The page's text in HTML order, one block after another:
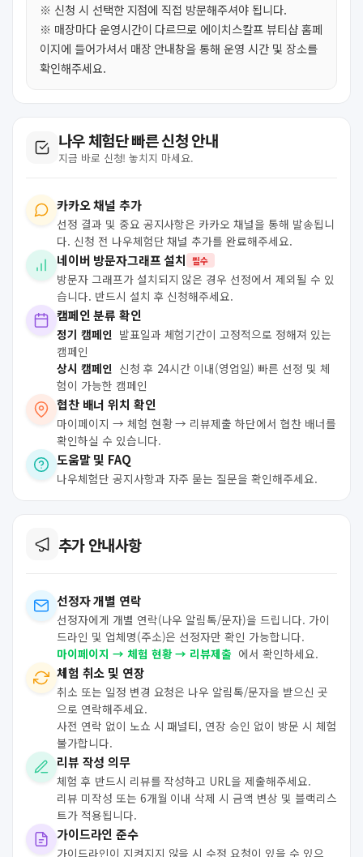
※ 신청 시 선택한 지점에 직접 방문해주셔야 됩니다.
※ 매장마다 운영시간이 다르므로 에이치스칼프 뷰티샵 홈페
이지에 들어가셔서 매장 안내창을 통해 운영 시간 및 장소를
확인해주세요.
나우 체험단 빠른 신청 안내
지금 바로 신청! 놓치지 마세요.
카카오 채널 추가
선정 결과 및 중요 공지사항은 카카오 채널을 통해 발송됩니
다. 신청 전 나우체험단 채널 추가를 완료해주세요.
네이버 방문자그래프 설치 필수
방문자 그래프가 설치되지 않은 경우 선정에서 제외될 수 있
습니다. 반드시 설치 후 신청해주세요.
캠페인 분류 확인
정기 캠페인 발표일과 체험기간이 고정적으로 정해져 있는
캠페인
상시 캠페인 신청 후 24시간 이내(영업일) 빠른 선정 및 체
험이 가능한 캠페인
협찬 배너 위치 확인
마이페이지 → 체험 현황 → 리뷰제출 하단에서 협찬 배너를
확인하실 수 있습니다.
도움말 및 FAQ
나우체험단 공지사항과 자주 묻는 질문을 확인해주세요.
추가 안내사항
선정자 개별 연락
선정자에게 개별 연락(나우 알림톡/문자)을 드립니다. 가이
드라인 및 업체명(주소)은 선정자만 확인 가능합니다.
마이페이지 → 체험 현황 → 리뷰제출 에서 확인하세요.
체험 취소 및 연장
취소 또는 일정 변경 요청은 나우 알림톡/문자을 받으신 곳
으로 연락해주세요.
사전 연락 없이 노쇼 시 패널티, 연장 승인 없이 방문 시 체험
불가합니다.
리뷰 작성 의무
체험 후 반드시 리뷰를 작성하고 URL을 제출해주세요.
리뷰 미작성 또는 6개월 이내 삭제 시 금액 변상 및 블랙리스
트가 적용됩니다.
가이드라인 준수
가이드라인이 지켜지지 않을 시 수정 요청이 있을 수 있으